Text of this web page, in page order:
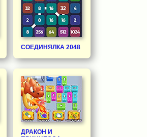
СОЕДИНЯЛКА 2048
ДРАКОН И